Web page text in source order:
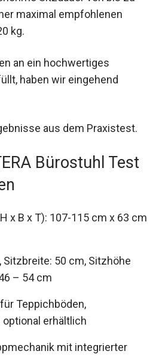
maximal empfohlenen
kg.
an ein hochwertiges
haben wir eingehend
aus dem Praxistest.
Bürostuhl Test
x B x T): 107-115 cm x 63 cm
50 cm, Sitzhöhe
– 54 cm
Teppichböden,
erhältlich
mit integrierter